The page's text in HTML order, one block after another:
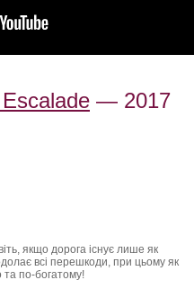
— 2017
якщо дорога існує лише як
всі перешкоди, при цьому як
та по-богатому!